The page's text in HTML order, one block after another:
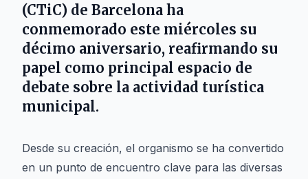
(CTiC) de Barcelona ha
conmemorado este miércoles su
décimo aniversario, reafirmando su
papel como principal espacio de
debate sobre la actividad turística
municipal.
Desde su creación, el organismo se ha convertido
en un punto de encuentro clave para las diversas